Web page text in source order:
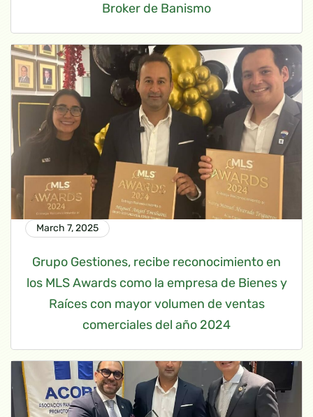
Broker de Banismo
March 7, 2025
Grupo Gestiones, recibe reconocimiento en
los MLS Awards como la empresa de Bienes y
Raíces con mayor volumen de ventas
comerciales del año 2024